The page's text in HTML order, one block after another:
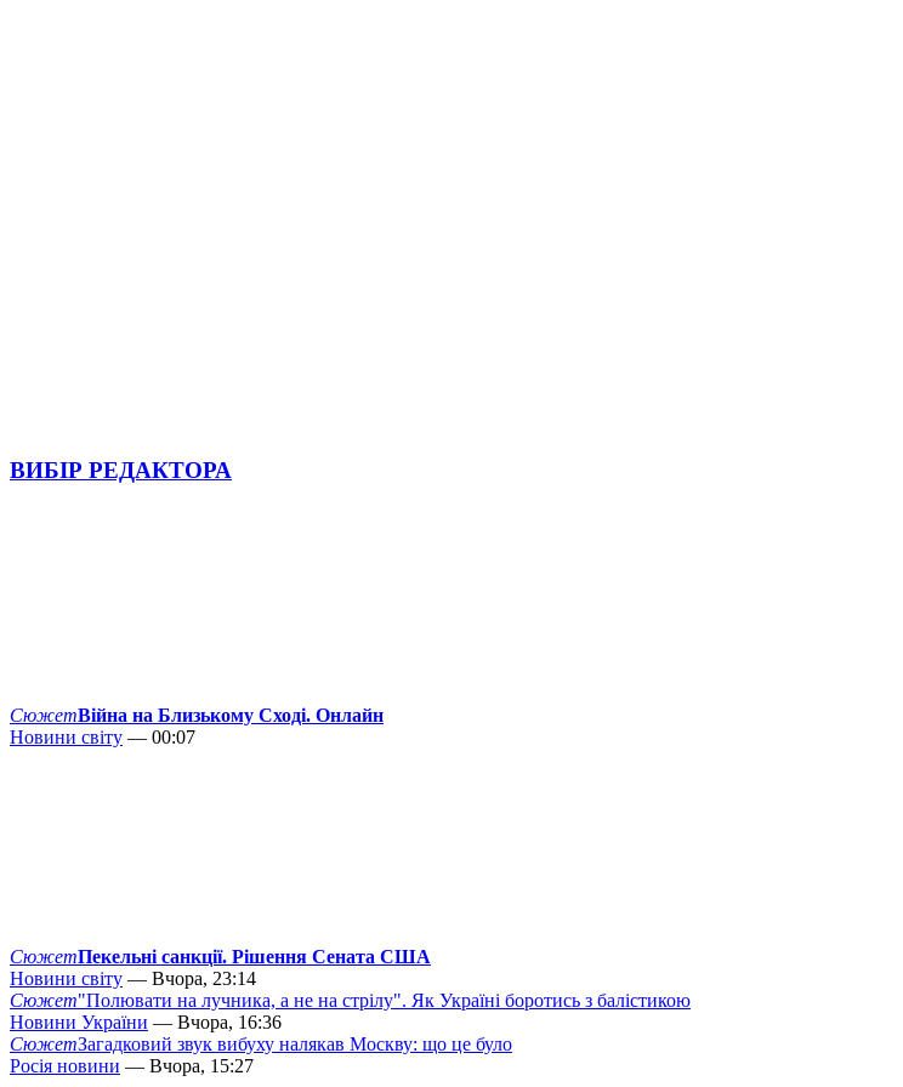
ВИБІР РЕДАКТОРА
СюжетВійна на Близькому Сході. Онлайн
Новини світу — 00:07
СюжетПекельні санкції. Рішення Сената США
Новини світу — Вчора, 23:14
Сюжет"Полювати на лучника, а не на стрілу". Як Україні боротись з балістикою
Новини України — Вчора, 16:36
СюжетЗагадковий звук вибуху налякав Москву: що це було
Росія новини — Вчора, 15:27